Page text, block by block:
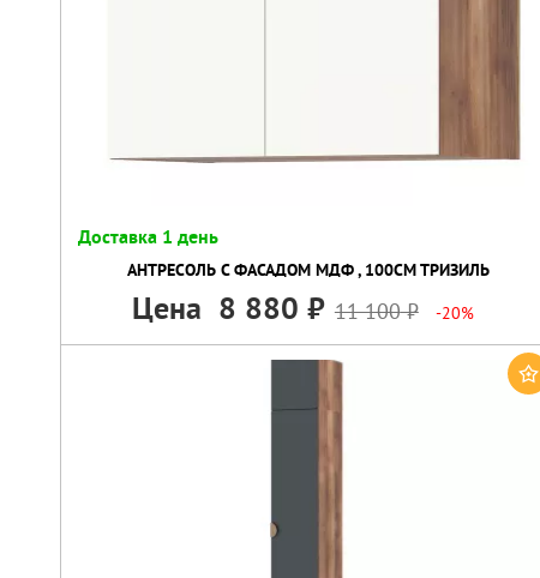
Доставка 1 день
АНТРЕСОЛЬ С ФАСАДОМ МДФ , 100СМ ТРИЗИЛЬ
Цена 8 880 11 100 -20%